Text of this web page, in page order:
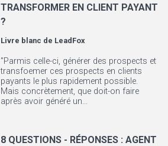
TRANSFORMER EN CLIENT PAYANT
?
Livre blanc de LeadFox
"Parmis celle-ci, générer des prospects et
transfoemer ces prospects en clients
payants le plus rapidement possible.
Mais concrètement, que doit-on faire
après avoir généré un...
8 QUESTIONS - RÉPONSES : AGENT